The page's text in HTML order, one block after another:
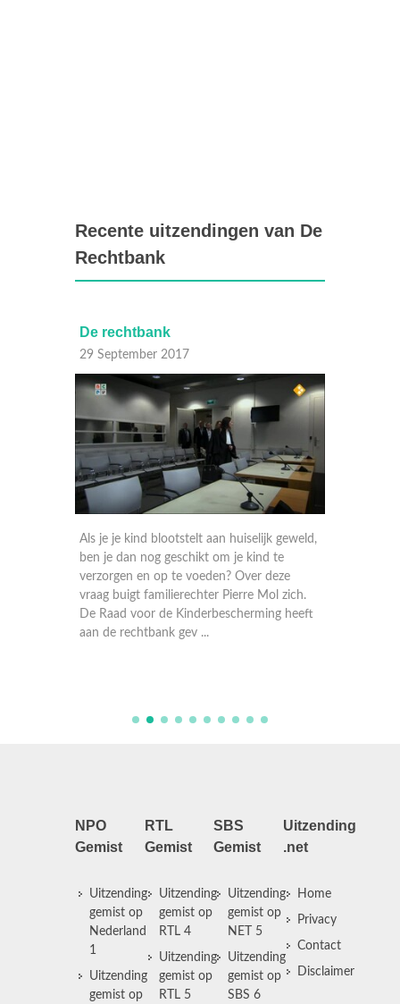
Recente uitzendingen van De
Rechtbank
De rechtbank
29 September 2017
Als je je kind blootstelt aan huiselijk geweld,
ben je dan nog geschikt om je kind te
verzorgen en op te voeden? Over deze
vraag buigt familierechter Pierre Mol zich.
De Raad voor de Kinderbescherming heeft
aan de rechtbank gev ...
NPO
Gemist
Uitzending
gemist op
Nederland
1
Uitzending
gemist op
RTL
Gemist
Uitzending
gemist op
RTL 4
Uitzending
gemist op
RTL 5
SBS
Gemist
Uitzending
gemist op
NET 5
Uitzending
gemist op
SBS 6
Uitzending
.net
Home
Privacy
Contact
Disclaimer